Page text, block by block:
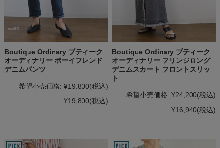
Boutique Ordinary ブティーク
オーディナリー ボーイフレンド
デニムパンツ
希望小売価格: ¥19,800(税込)
¥19,800(税込)
Boutique Ordinary ブティーク
オーディナリー フリンジロング
デニムスカート フロントスリッ
ト
希望小売価格: ¥24,200(税込)
¥16,940(税込)